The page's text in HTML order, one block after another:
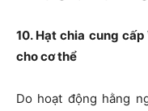
10. Hạt chia cung
cho cơ thể
Do hoạt động hằng